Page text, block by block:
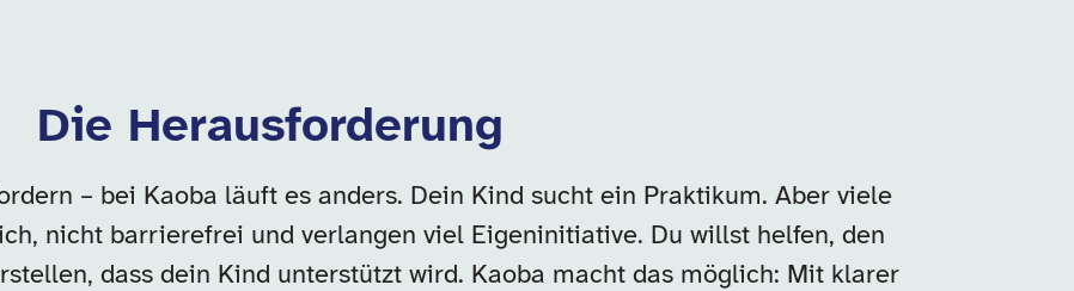
Die Herausforderung
– bei Kaoba läuft es anders. Dein Kind sucht ein Praktikum. Aber viele
nicht barrierefrei und verlangen viel Eigeninitiative. Du willst helfen, den
dass dein Kind unterstützt wird. Kaoba macht das möglich: Mit klarer